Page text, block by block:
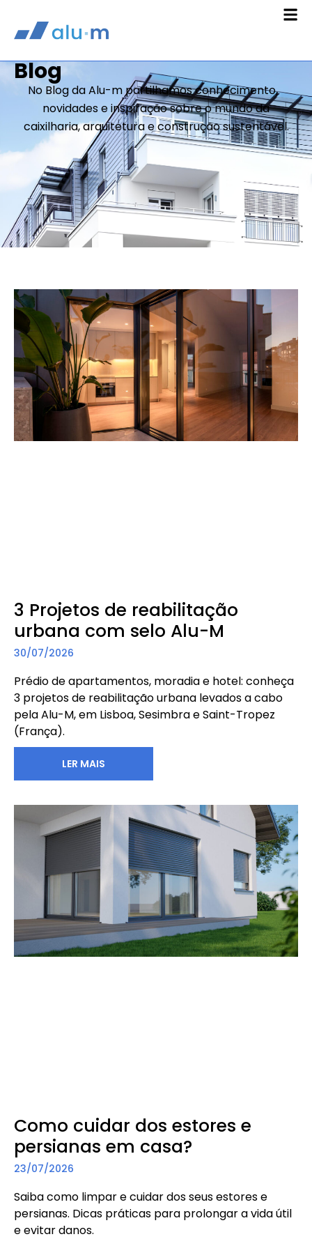
Blog
No Blog da Alu-m partilhamos conhecimento,
novidades e inspiração sobre o mundo da
caixilharia, arquitetura e construção sustentável.
3 Projetos de reabilitação
urbana com selo Alu-M
30/07/2026
Prédio de apartamentos, moradia e hotel: conheça
3 projetos de reabilitação urbana levados a cabo
pela Alu-M, em Lisboa, Sesimbra e Saint-Tropez
(França).
LER MAIS
Como cuidar dos estores e
persianas em casa?
23/07/2026
Saiba como limpar e cuidar dos seus estores e
persianas. Dicas práticas para prolongar a vida útil
e evitar danos.